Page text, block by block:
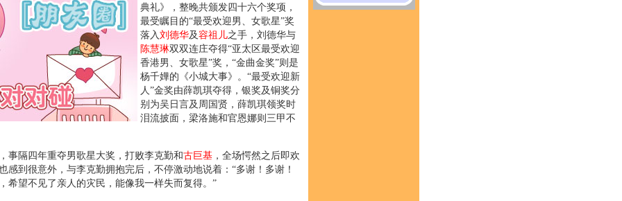
典礼》，整晚共颁发四十六个奖项，
最受瞩目的“最受欢迎男、女歌星”奖
落入刘德华及容祖儿之手，刘德华与
陈慧琳双双连庄夺得“亚太区最受欢迎
香港男、女歌星”奖，“金曲金奖”则是
杨千嬅的《小城大事》。“最受欢迎新
人”金奖由薛凯琪夺得，银奖及铜奖分
别为吴日言及周国贤，薛凯琪领奖时
泪流披面，梁洛施和官恩娜则三甲不
隔四年重夺男歌星大奖，打败李克勤和古巨基 ，全场愕然之后即欢
感到很意外，与李克勤拥抱完后，不停激动地说着：“多谢！多谢！
希望不见了亲人的灾民，能像我一样失而复得。”